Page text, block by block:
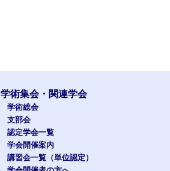
学術集会・関連学会
学術総会
支部会
認定学会一覧
学会開催案内
講習会一覧（単位認定）